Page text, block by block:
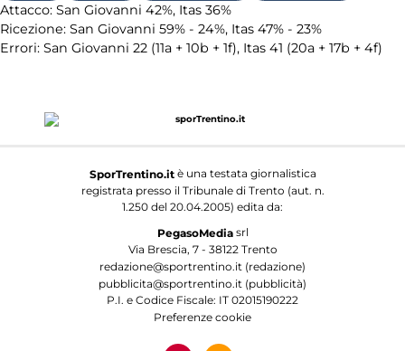
Attacco: San Giovanni 42%, Itas 36%
Ricezione: San Giovanni 59% - 24%, Itas 47% - 23%
Errori: San Giovanni 22 (11a + 10b + 1f), Itas 41 (20a + 17b + 4f)
SporTrentino.itè una testata giornalistica
registrata presso il Tribunale di Trento (aut. n.
1.250 del 20.04.2005) edita da:
PegasoMediasrl
Via Brescia, 7 - 38122 Trento
redazione@sportrentino.it (redazione)
pubblicita@sportrentino.it (pubblicità)
P.I. e Codice Fiscale: IT 02015190222
Preferenze cookie